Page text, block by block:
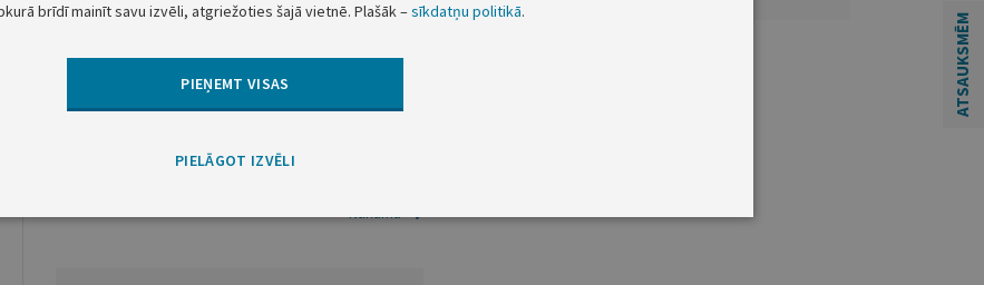
rajona laikrakstā lēmuma tekstu.
Nākamā
ATSAUKSMĒM
brīdī mainīt savu izvēli, atgriežoties šajā vietnē. Plašāk –sīkdatņu politikā.
PIEŅEMT VISAS
PIELĀGOT IZVĒLI